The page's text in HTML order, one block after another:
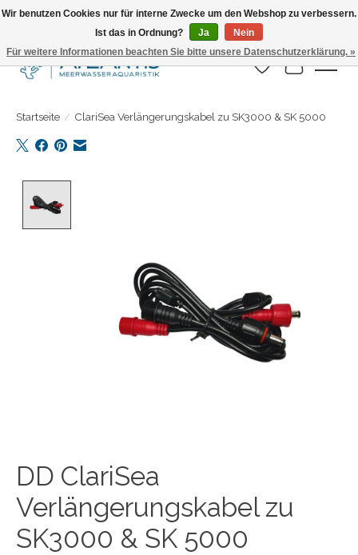
Täglicher Versand. Bestelle bis 15.00 Uhr
Wunschzettel
Ihr
Startseite / ClariSea Verlängerungskabel zu SK3000 & SK 5000
DD ClariSea
Verlängerungskabel zu
SK3000 & SK 5000
Wir benutzen Cookies nur für interne Zwecke um den Webshop zu verbessern.
Ist das in Ordnung?
Ja
Nein
Für weitere Informationen beachten Sie bitte unsere Datenschutzerklärung. »